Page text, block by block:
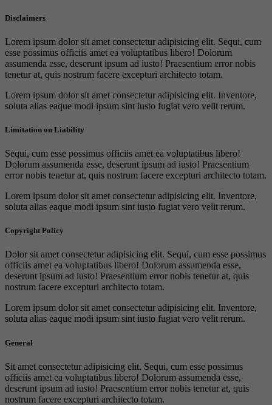
Disclaimers
Lorem ipsum dolor sit amet consectetur adipisicing elit. Sequi, cum
esse possimus officiis amet ea voluptatibus libero! Dolorum
assumenda esse, deserunt ipsum ad iusto! Praesentium error nobis
tenetur at, quis nostrum facere excepturi architecto totam.
Lorem ipsum dolor sit amet consectetur adipisicing elit. Inventore,
soluta alias eaque modi ipsum sint iusto fugiat vero velit rerum.
Limitation on Liability
Sequi, cum esse possimus officiis amet ea voluptatibus libero!
Dolorum assumenda esse, deserunt ipsum ad iusto! Praesentium
error nobis tenetur at, quis nostrum facere excepturi architecto totam.
Lorem ipsum dolor sit amet consectetur adipisicing elit. Inventore,
soluta alias eaque modi ipsum sint iusto fugiat vero velit rerum.
Copyright Policy
Dolor sit amet consectetur adipisicing elit. Sequi, cum esse possimus
officiis amet ea voluptatibus libero! Dolorum assumenda esse,
deserunt ipsum ad iusto! Praesentium error nobis tenetur at, quis
nostrum facere excepturi architecto totam.
Lorem ipsum dolor sit amet consectetur adipisicing elit. Inventore,
soluta alias eaque modi ipsum sint iusto fugiat vero velit rerum.
General
Sit amet consectetur adipisicing elit. Sequi, cum esse possimus
officiis amet ea voluptatibus libero! Dolorum assumenda esse,
deserunt ipsum ad iusto! Praesentium error nobis tenetur at, quis
nostrum facere excepturi architecto totam.